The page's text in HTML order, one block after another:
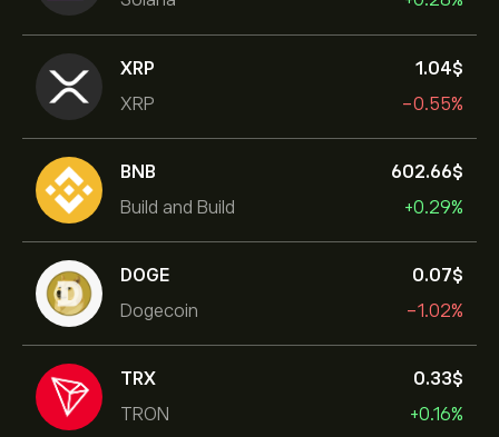
XRP
XRP
1.04‎$‎
-0.55%
BNB
Build and Build
602.66‎$‎
+0.29%
DOGE
Dogecoin
0.07‎$‎
-1.02%
TRX
TRON
0.33‎$‎
+0.16%